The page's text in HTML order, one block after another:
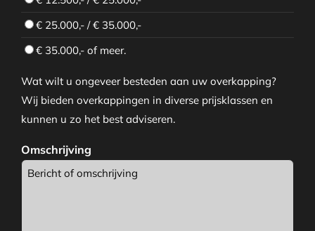
€ 25.000,- / € 35.000,-
€ 35.000,- of meer.
Wat wilt u ongeveer besteden aan uw overkapping?
Wij bieden overkappingen in diverse prijsklassen en
kunnen u zo het best adviseren.
Omschrijving